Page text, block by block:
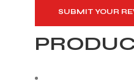
SUBMIT YOUR